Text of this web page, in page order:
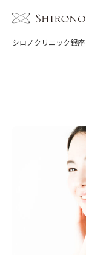
シロノクリニック銀座